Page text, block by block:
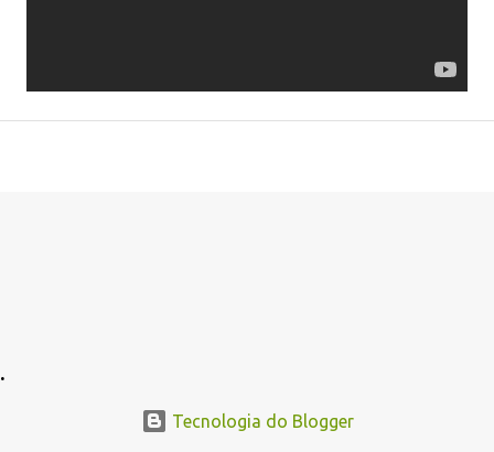
.
Tecnologia do Blogger